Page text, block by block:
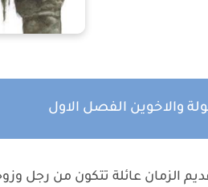
والاخوين الفصل الاول
الزمان عائلة تتكون من رجل